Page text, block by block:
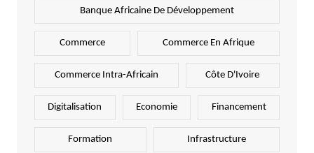
Banque Africaine De Développement
Commerce Commerce En Afrique
Commerce Intra-Africain Côte D'Ivoire
Digitalisation Economie Financement
Formation Infrastructure